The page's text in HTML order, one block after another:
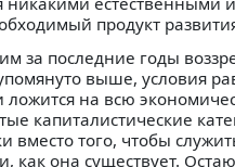
продукт
за последние годы
выше, условия
ложится на всю
капиталистические
вместо того, чтобы
как она существует.